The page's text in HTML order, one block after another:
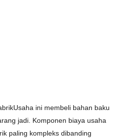
ini membeli bahan baku
jadi. Komponen biaya usaha
paling kompleks dibanding